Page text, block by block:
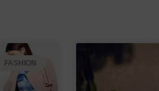
FASHION